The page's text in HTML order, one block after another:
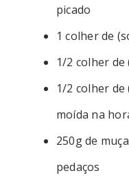
picado
1 colher de
1/2 colher de
1/2 colher
moída na
250g de
pedaços